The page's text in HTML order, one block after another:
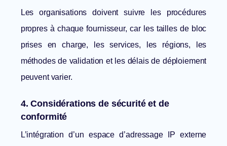
Les organisations doivent suivre les procédures
propres à chaque fournisseur, car les tailles de bloc
prises en charge, les services, les régions, les
méthodes de validation et les délais de déploiement
peuvent varier.
4. Considérations de sécurité et de
conformité
L’intégration d’un espace d’adressage IP externe